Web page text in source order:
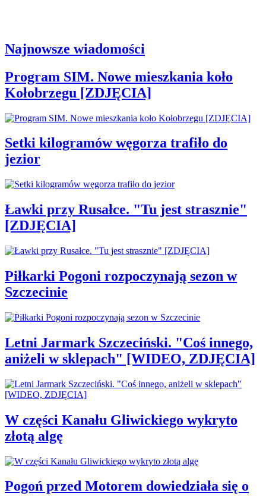
Najnowsze wiadomości
Program SIM. Nowe mieszkania koło
Kołobrzegu [ZDJĘCIA]
Setki kilogramów węgorza trafiło do
jezior
Ławki przy Rusałce. "Tu jest strasznie"
[ZDJĘCIA]
Piłkarki Pogoni rozpoczynają sezon w
Szczecinie
Letni Jarmark Szczeciński. "Coś innego,
aniżeli w sklepach" [WIDEO, ZDJĘCIA]
W części Kanału Gliwickiego wykryto
złotą algę
Pogoń przed Motorem dowiedziała się o